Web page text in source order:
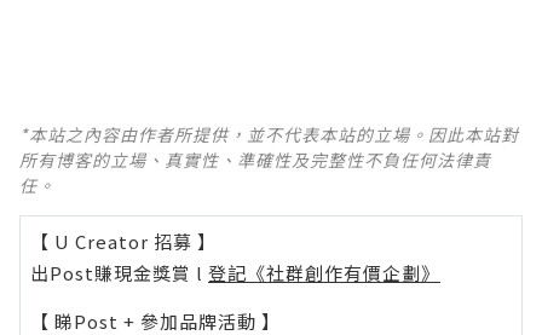
*本站之內容由作者所提供，並不代表本站的立場。因此本站對
所有博客的立場、真實性、準確性及完整性不負任何法律責
任。
【 U Creator 招募 】
出Post賺現金獎賞 l 登記《社群創作有價企劃》
【 睇Post + 參加品牌活動 】